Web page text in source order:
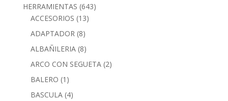
HERRAMIENTAS (643)
ACCESORIOS (13)
ADAPTADOR (8)
ALBAÑILERIA (8)
ARCO CON SEGUETA (2)
BALERO (1)
BASCULA (4)